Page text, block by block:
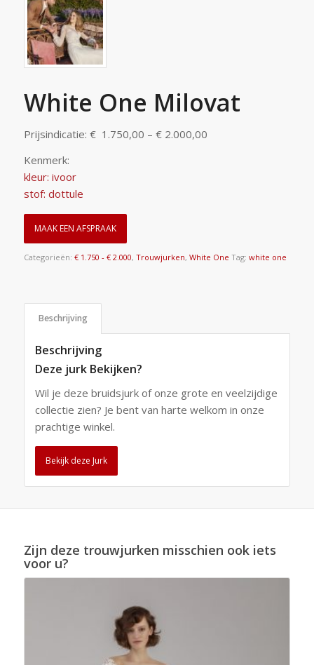
White One Milovat
Prijsindicatie: € 1.750,00 – € 2.000,00
Kenmerk:
kleur: ivoor
stof: dottule
MAAK EEN AFSPRAAK
Categorieën: € 1.750 - € 2.000, Trouwjurken, White One Tag: white one
Beschrijving
Beschrijving
Deze jurk Bekijken?
Wil je deze bruidsjurk of onze grote en veelzijdige
collectie zien? Je bent van harte welkom in onze
prachtige winkel.
Bekijk deze Jurk
Zijn deze trouwjurken misschien ook iets
voor u?